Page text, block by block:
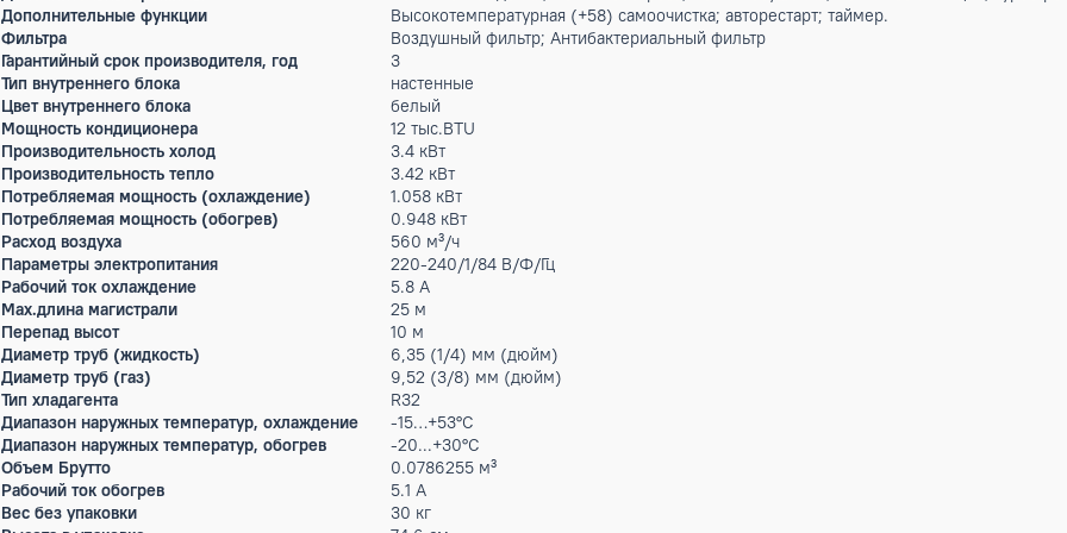
Max.уровень шума
41 дБ(А)
Класс энергопотребления
Энергоэффективность (EER)
3.21
Энергоэффективность (COP)
3.61
Особенности (основные)
Биполярный ионизатор; «Gentle wind» - мягкий рассеянный поток; 4D
самоочистка.
Особенности управления (в комплекте)
Пульт ДУ с подсветкой; и держателем на стену.
Особенности управления (опционально)
Wi-Fi; Алиса(опция; пульт в комплект не входит)
Дополнительные режимы
Режим охлаждения; Режим обогрева; Режим осушения; Режим
Дополнительные функции
Высокотемпературная (+58) самоочистка; авторестарт; таймер.
Фильтра
Воздушный фильтр; Антибактериальный фильтр
Гарантийный срок производителя, год
Тип внутреннего блока
Цвет внутреннего блока
белый
Мощность кондиционера
12 тыс.BTU
Производительность холод
Производительность тепло
3.42 кВт
Потребляемая мощность (охлаждение)
1.058 кВт
Потребляемая мощность (обогрев)
0.948 кВт
Расход воздуха